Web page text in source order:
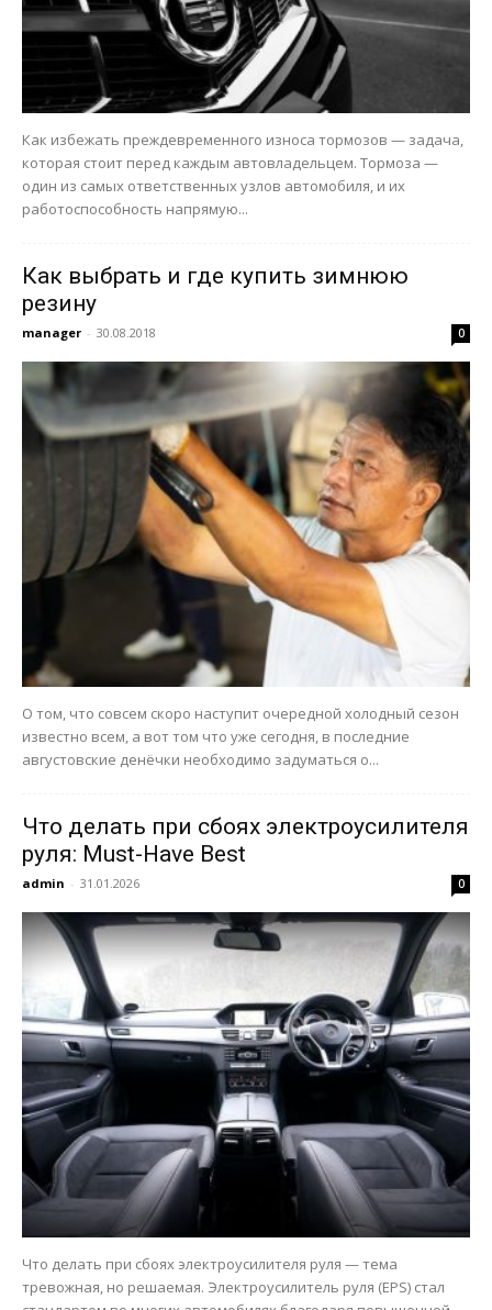
Как избежать преждевременного износа тормозов — задача,
которая стоит перед каждым автовладельцем. Тормоза —
один из самых ответственных узлов автомобиля, и их
работоспособность напрямую...
Как выбрать и где купить зимнюю
резину
manager - 30.08.2018 0
О том, что совсем скоро наступит очередной холодный сезон
известно всем, а вот том что уже сегодня, в последние
августовские денёчки необходимо задуматься о...
Что делать при сбоях электроусилителя
руля: Must-Have Best
admin - 31.01.2026 0
Что делать при сбоях электроусилителя руля — тема
тревожная, но решаемая. Электроусилитель руля (EPS) стал